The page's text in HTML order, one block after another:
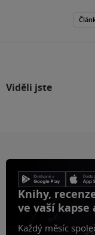
Viděli jste
Knihy,
ve vaší kapse
Každý měsíc